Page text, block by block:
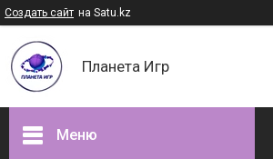
Создать сайт на Satu.kz
Планета Игр
Меню